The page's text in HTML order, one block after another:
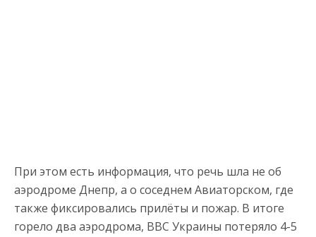
При этом есть информация, что речь шла не об
аэродроме Днепр, а о соседнем Авиаторском, где
также фиксировались прилёты и пожар. В итоге
горело два аэродрома, ВВС Украины потеряло 4-5